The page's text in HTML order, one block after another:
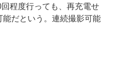
程度行っても、再充電せ
だという。連続撮影可能